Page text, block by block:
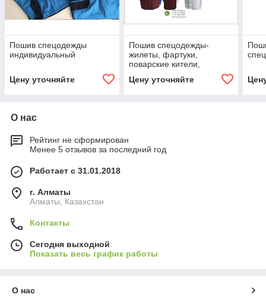
Пошив спецодежды
индивидуальный
Цену уточняйте
Пошив спецодежды-
жилеты, фартуки,
поварские кители,
техперсонала,кепки и
Цену уточняйте
О нас
Рейтинг не сформирован
Менее 5 отзывов за последний год
Работает с 31.01.2018
г. Алматы
Алматы, Казахстан
Контакты
Сегодня выходной
Показать весь график работы
О нас